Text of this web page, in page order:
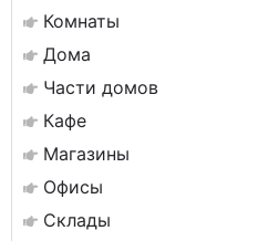
Комнаты
Дома
Части домов
Кафе
Магазины
Офисы
Склады